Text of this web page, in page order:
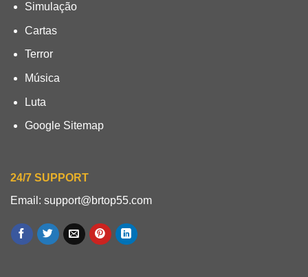
Simulação
Cartas
Terror
Música
Luta
Google Sitemap
24/7 SUPPORT
Email: support@brtop55.com